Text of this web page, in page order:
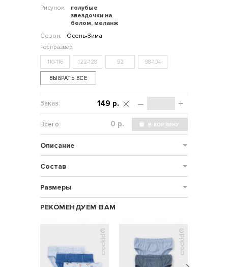
Рисунок:
голубые
звездочки на
белом, меланж
Сезон:
Осень-Зима
110-116 122-128 92 98-104
ВЫБРАТЬ ВСЕ
– +
149 р.
р.
Описание
Состав
Размеры
РЕКОМЕНДУЕМ ВАМ